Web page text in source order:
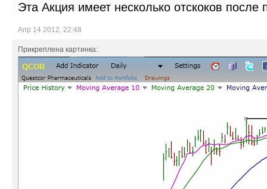
Эта Акция имеет несколько отскоков после
Апр 14 2012, 22:48
Прикреплена картинка: